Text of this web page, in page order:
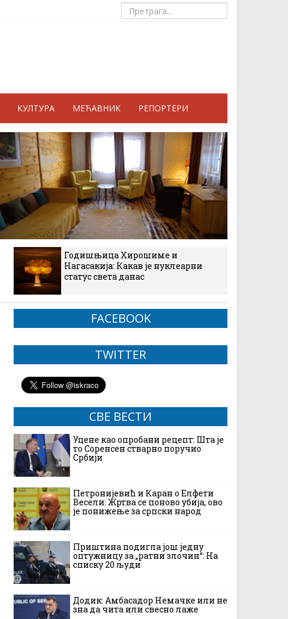
КУЛТУРА МЕЋАВНИК РЕПОРТЕРИ
Годишњица Хирошиме и
Нагасакија: Какав је нуклеарни
статус света данас
FACEBOOK
TWITTER
СВЕ ВЕСТИ
Уцене као опробани рецепт: Шта је
то Соренсен стварно поручио
Србији
Петронијевић и Каран о Елфети
Весели: Жртва се поново убија, ово
је понижење за српски народ
Приштина подигла још једну
оптужницу за „ратни злочин“: На
списку 20 људи
Додик: Амбасадор Немачке или не
зна да чита или свесно лаже